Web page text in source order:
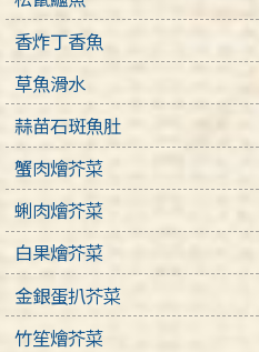
香炸丁香魚
草魚滑水
蒜苗石斑魚肚
蟹肉燴芥菜
蜊肉燴芥菜
白果燴芥菜
金銀蛋扒芥菜
竹笙燴芥菜